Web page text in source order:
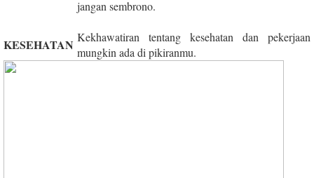
jangan sembrono.
KESEHATAN Kekhawatiran tentang kesehatan dan pekerjaan
mungkin ada di pikiranmu.